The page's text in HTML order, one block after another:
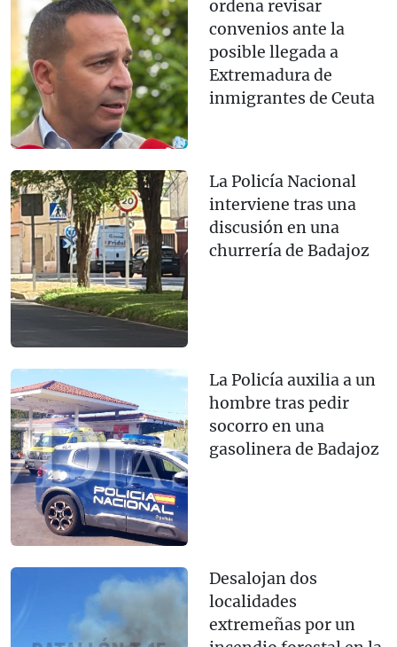
ordena revisar
convenios ante la
posible llegada a
Extremadura de
inmigrantes de Ceuta
La Policía Nacional
interviene tras una
discusión en una
churrería de Badajoz
La Policía auxilia a un
hombre tras pedir
socorro en una
gasolinera de Badajoz
Desalojan dos
localidades
extremeñas por un